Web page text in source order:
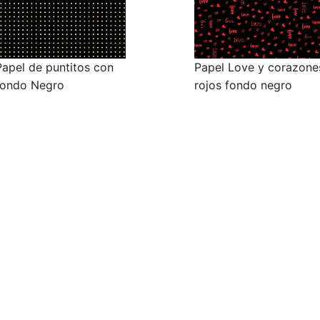
de puntitos con
Negro
Papel Love y
rojos fondo negro